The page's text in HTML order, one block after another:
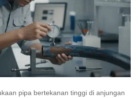
pipa bertekanan tinggi di anjungan